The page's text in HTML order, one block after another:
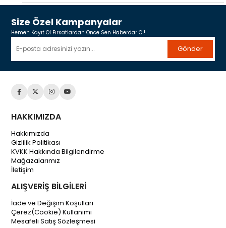
Size Özel Kampanyalar
Hemen Kayıt Ol Fırsatlardan Önce Sen Haberdar Ol!
Gönder
HAKKIMIZDA
Hakkımızda
Gizlilik Politikası
KVKK Hakkında Bilgilendirme
Mağazalarımız
İletişim
ALIŞVERİŞ BİLGİLERİ
İade ve Değişim Koşulları
Çerez(Cookie) Kullanımı
Mesafeli Satış Sözleşmesi